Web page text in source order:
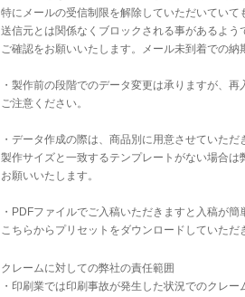
特にメールの受信制限を解除していただいていて
送信元とは関係なくブロックされる事があるよ
ご確認をお願いいたします。メール未到着での納
・製作前の段階でのデータ変更は承りますが、
ご注意ください。
・データ作成の際は、商品別に用意させていた
製作サイズと一致するテンプレートがない場合は
お願いいたします。
・PDFファイルでご入稿いただきますと入稿が
こちらからプリセットをダウンロードしていただ
クレームに対しての弊社の責任範囲
・印刷業では印刷事故が発生した状況でのクレ